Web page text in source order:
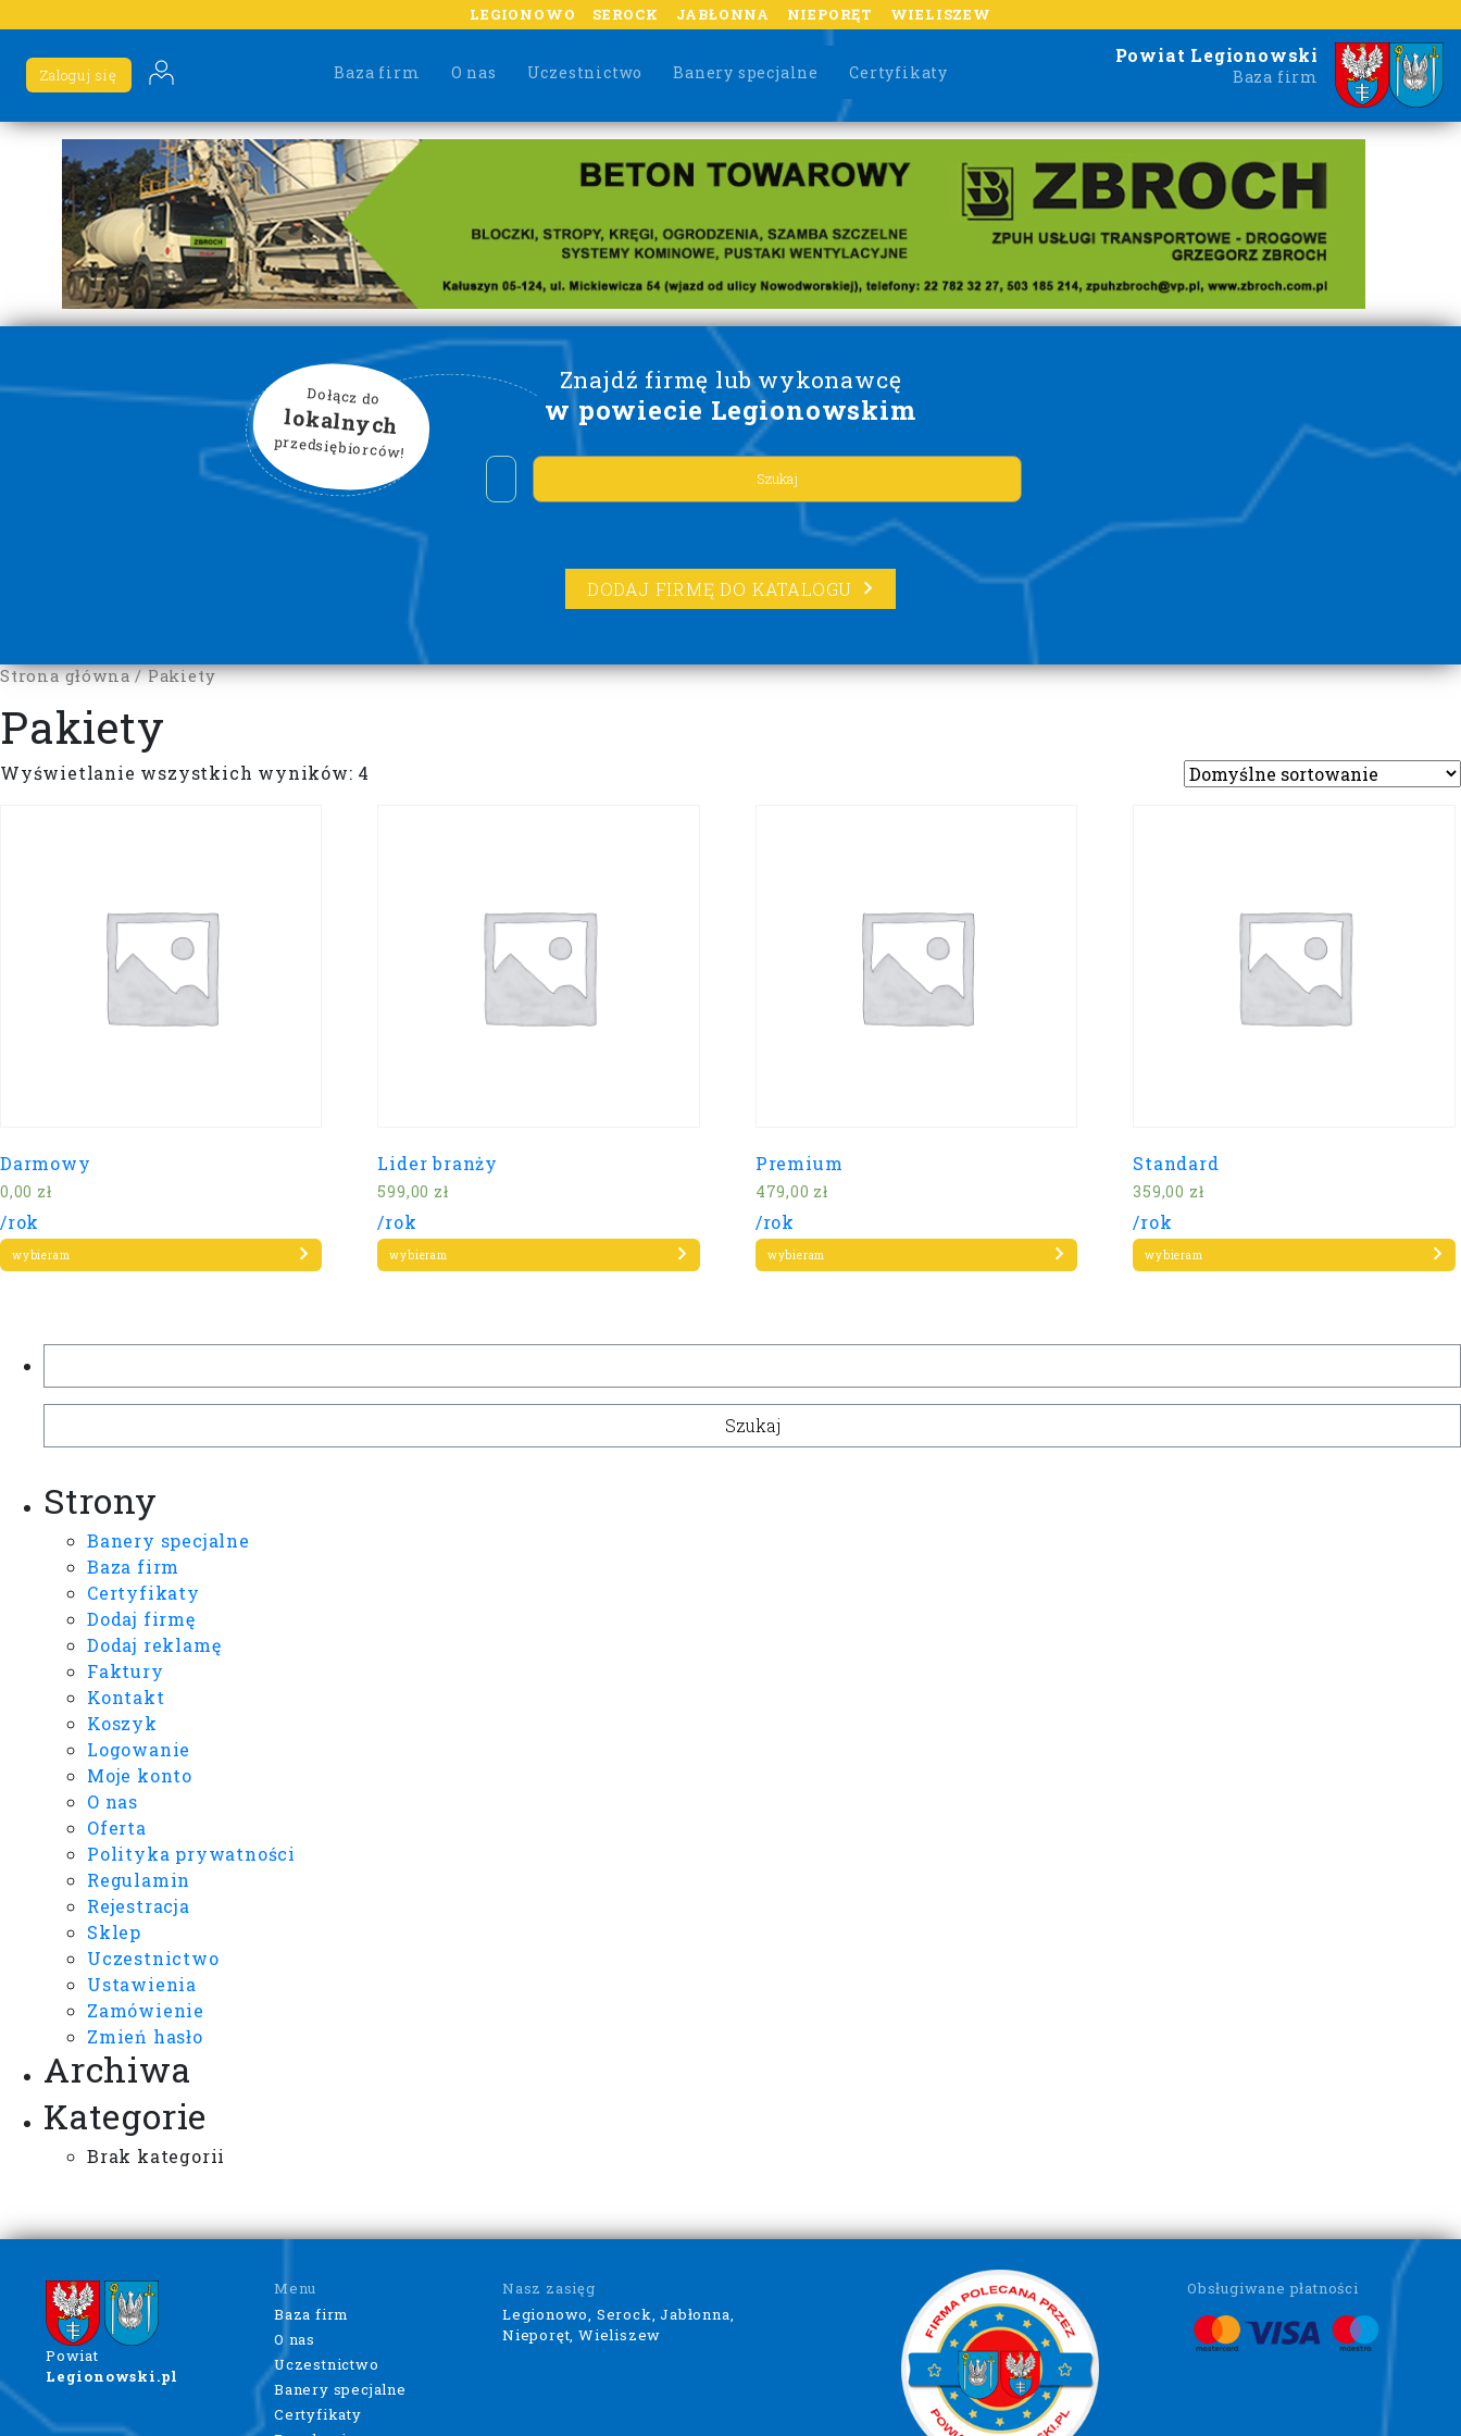
LEGIONOWO SEROCK JABŁONNA NIEPORĘT WIELISZEW
Baza firm O nas Uczestnictwo Banery specjalne Certyfikaty
Zaloguj się
Powiat Legionowski
Baza firm
Znajdź firmę lub wykonawcę
w powiecie Legionowskim
Dołącz do
lokalnych
przedsiębiorców!
Lorem ipsum
DODAJ FIRMĘ DO KATALOGU
Strona główna/ Pakiety
Pakiety
Wyświetlanie wszystkich wyników: 4
Darmowy
0,00 zł
/rok
wybieram
Lider branży
599,00 zł
/rok
wybieram
Premium
479,00 zł
/rok
wybieram
Standard
359,00 zł
/rok
wybieram
Strony
Banery specjalne
Baza firm
Certyfikaty
Dodaj firmę
Dodaj reklamę
Faktury
Kontakt
Koszyk
Logowanie
Moje konto
O nas
Oferta
Polityka prywatności
Regulamin
Rejestracja
Sklep
Uczestnictwo
Ustawienia
Zamówienie
Zmień hasło
Archiwa
Kategorie
Brak kategorii
Powiat
Legionowski.pl
Menu
Baza firm
O nas
Uczestnictwo
Banery specjalne
Certyfikaty
Nasz zasięg
Legionowo, Serock, Jabłonna,
Nieporęt, Wieliszew
Obsługiwane płatności